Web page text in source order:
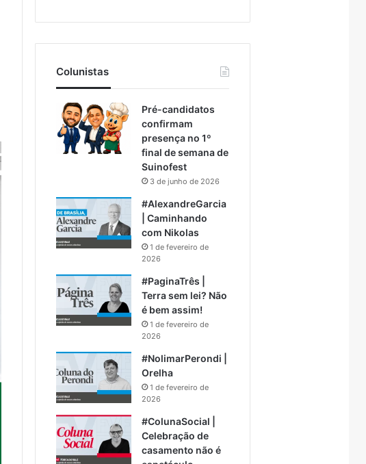
Colunistas
Pré-candidatos
confirmam
presença no 1º
final de semana de
Suinofest
3 de junho de 2026
#AlexandreGarcia
| Caminhando
com Nikolas
1 de fevereiro de
2026
#PaginaTrês |
Terra sem lei? Não
é bem assim!
1 de fevereiro de
2026
#NolimarPerondi |
Orelha
1 de fevereiro de
2026
#ColunaSocial |
Celebração de
casamento não é